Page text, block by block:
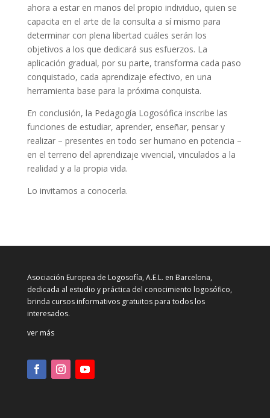
ahora a estar en manos del propio individuo, quien se
capacita en el arte de la consulta a sí mismo para
determinar con plena libertad cuáles serán los
objetivos a los que dedicará sus esfuerzos. La
aplicación gradual, por su parte, transforma cada paso
conquistado, cada aprendizaje efectivo, en una
herramienta base para la próxima conquista.
En conclusión, la Pedagogía Logosófica inscribe las
funciones de estudiar, aprender, enseñar, pensar y
realizar – presentes en todo ser humano en potencia –
en el terreno del aprendizaje vivencial, vinculados a la
realidad y a la propia vida.
Lo invitamos a conocerla.
Asociación Europea de Logosofía, A.E.L. en Barcelona,
dedicada al estudio y práctica del conocimiento logosófico,
brinda cursos informativos gratuitos para todos los
interesados.
ver más